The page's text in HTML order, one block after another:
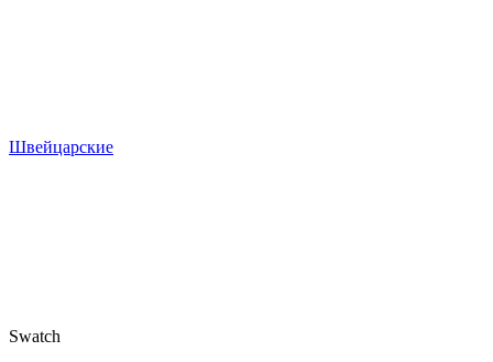
Швейцарские
Swatch